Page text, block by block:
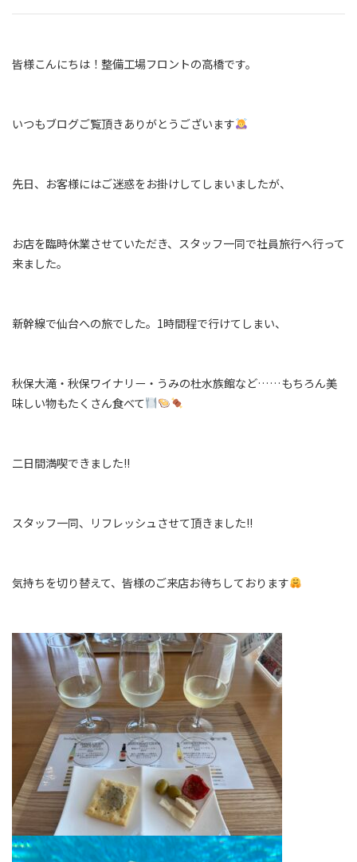
皆様こんにちは！整備工場フロントの高橋です。
いつもブログご覧頂きありがとうございます
先日、お客様にはご迷惑をお掛けしてしまいましたが、
お店を臨時休業させていただき、スタッフ一同で社員旅行へ行って
来ました。
新幹線で仙台への旅でした。1時間程で行けてしまい、
秋保大滝・秋保ワイナリー・うみの杜水族館など……もちろん美
味しい物もたくさん食べて
二日間満喫できました!!
スタッフ一同、リフレッシュさせて頂きました!!
気持ちを切り替えて、皆様のご来店お待ちしております